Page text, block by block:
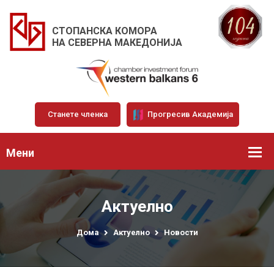
СТОПАНСКА КОМОРА
НА СЕВЕРНА МАКЕДОНИЈА
Станете членка Прогресив Академија
Мени
Актуелно
Дома Актуелно Новости